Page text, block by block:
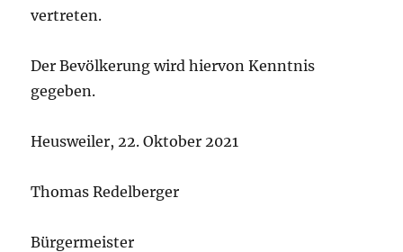
vertreten.
Der Bevölkerung wird hiervon Kenntnis
gegeben.
Heusweiler, 22. Oktober 2021
Thomas Redelberger
Bürgermeister